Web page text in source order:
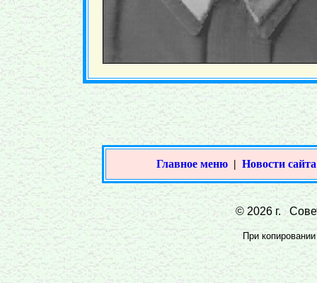
Главное меню | Новости сайта
© 2026 г.
При